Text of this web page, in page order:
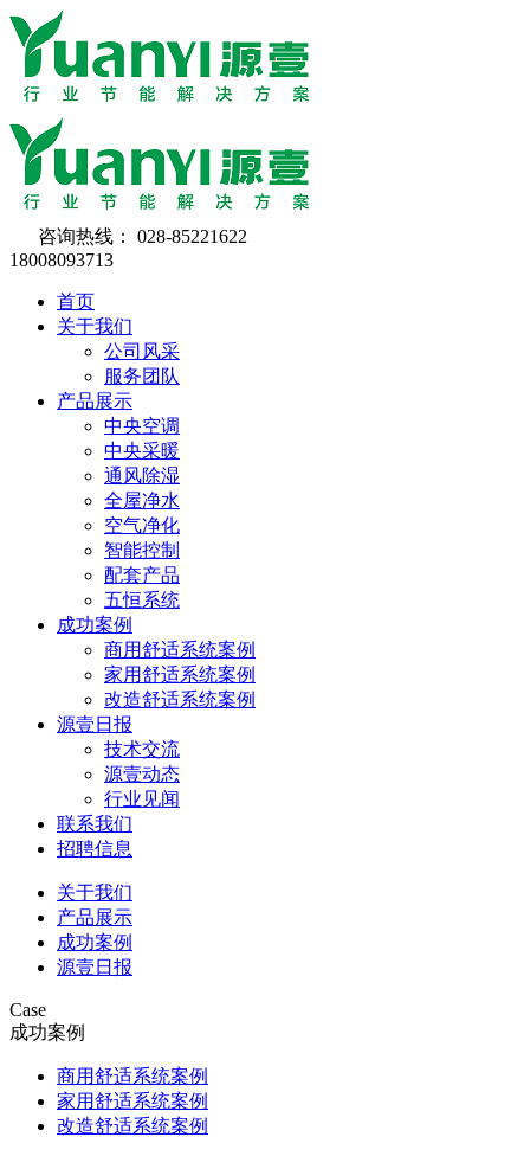
咨询热线： 028-85221622
18008093713
首页
关于我们
公司风采
服务团队
产品展示
中央空调
中央采暖
通风除湿
全屋净水
空气净化
智能控制
配套产品
五恒系统
成功案例
商用舒适系统案例
家用舒适系统案例
改造舒适系统案例
源壹日报
技术交流
源壹动态
行业见闻
联系我们
招聘信息
关于我们
产品展示
成功案例
源壹日报
Case
成功案例
商用舒适系统案例
家用舒适系统案例
改造舒适系统案例